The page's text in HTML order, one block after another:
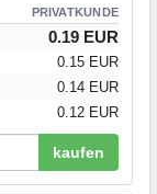
PRIVATKUNDE
0.19 EUR
0.15 EUR
0.14 EUR
0.12 EUR
kaufen